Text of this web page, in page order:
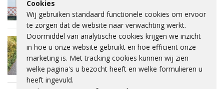
Fietspad Lange Schenkeldijk afgesloten
vanwege verzakking asfalt en ernstige
scheuren
Cookies
Wij gebruiken standaard functionele cookies om ervoor
te zorgen dat de website naar verwachting werkt.
Doormiddel van analytische cookies krijgen we inzicht
in hoe u onze website gebruikt en hoe efficiënt onze
marketing is. Met tracking cookies kunnen wij zien
welke pagina's u bezocht heeft en welke formulieren u
heeft ingevuld.